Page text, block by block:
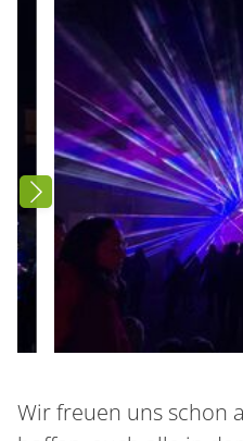
Wir freuen uns schon